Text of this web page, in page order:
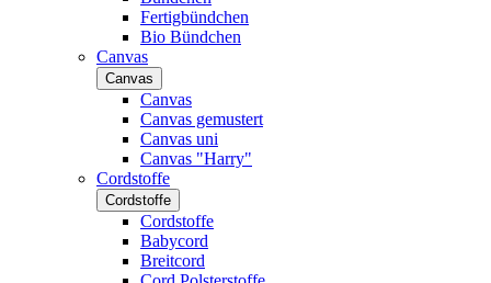
Fertigbündchen
Bio Bündchen
Canvas
Canvas
Canvas
Canvas gemustert
Canvas uni
Canvas "Harry"
Cordstoffe
Cordstoffe
Cordstoffe
Babycord
Breitcord